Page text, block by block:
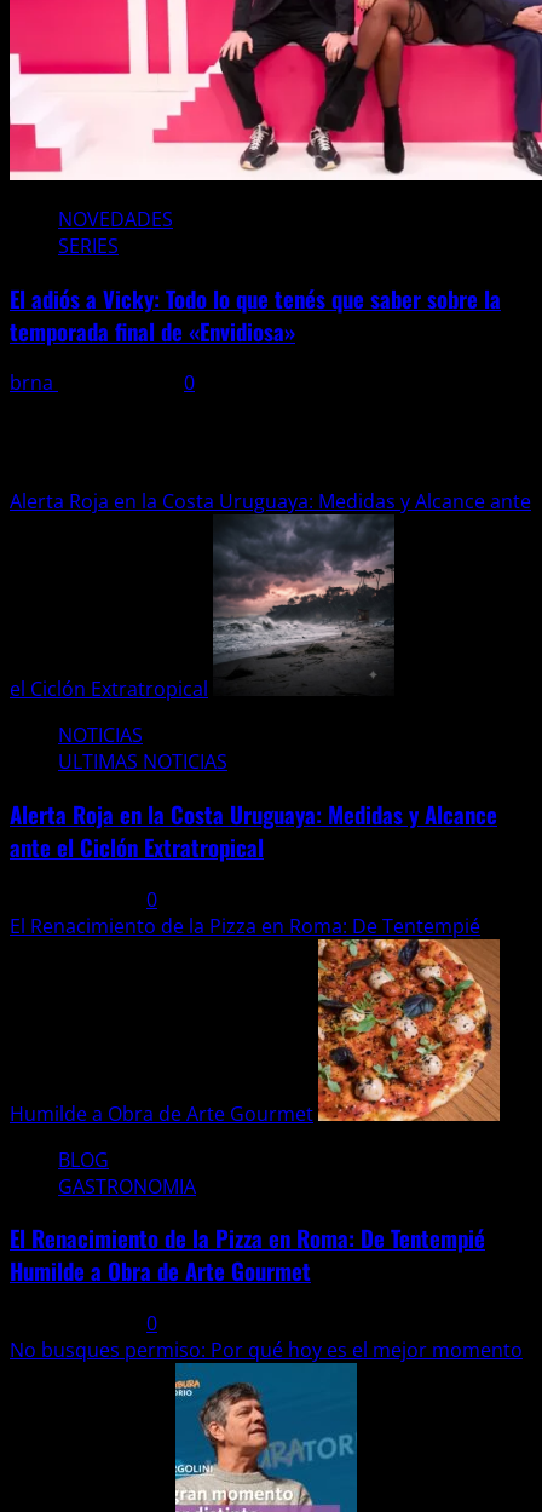
NOVEDADES
SERIES
El adiós a Vicky: Todo lo que tenés que saber sobre la
temporada final de «Envidiosa»
brna 0
Alerta Roja en la Costa Uruguaya: Medidas y Alcance ante
el Ciclón Extratropical
NOTICIAS
ULTIMAS NOTICIAS
Alerta Roja en la Costa Uruguaya: Medidas y Alcance
ante el Ciclón Extratropical
0
El Renacimiento de la Pizza en Roma: De Tentempié
Humilde a Obra de Arte Gourmet
BLOG
GASTRONOMIA
El Renacimiento de la Pizza en Roma: De Tentempié
Humilde a Obra de Arte Gourmet
0
No busques permiso: Por qué hoy es el mejor momento